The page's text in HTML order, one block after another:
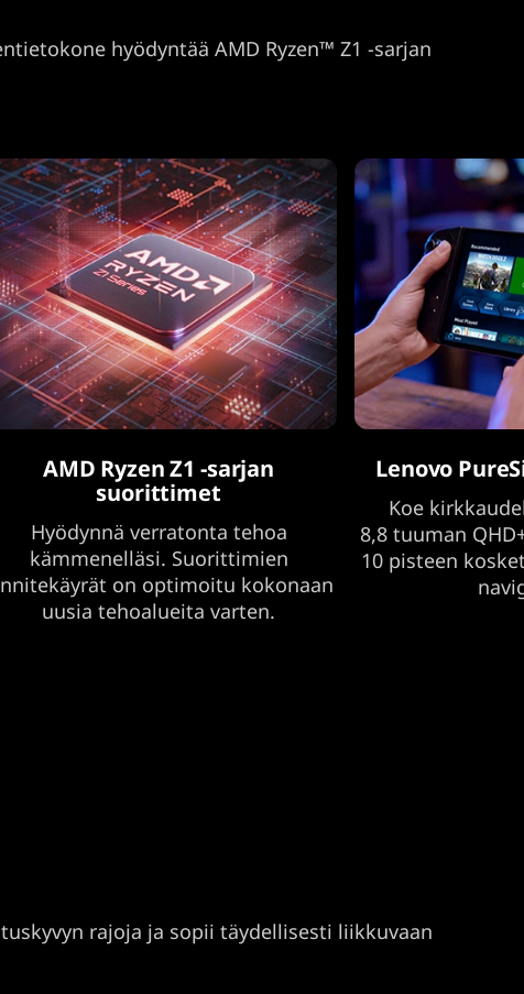
hyödyntää AMD Ryzen™ Z1 -sarjan
AMD Ryzen Z1 -sarjan
suorittimet
Hyödynnä verratonta tehoa
kämmenelläsi. Suorittimien
on optimoitu kokonaan
uusia tehoalueita varten.
Lenovo
Koe
8,8 tuuman
10 pisteen
rajoja ja sopii täydellisesti liikkuvaan